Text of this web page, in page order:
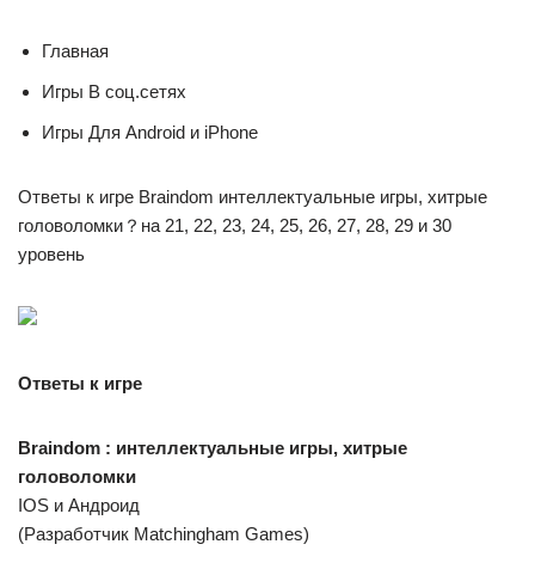
Главная
Игры В соц.сетях
Игры Для Android и iPhone
Ответы к игре Braindom интеллектуальные игры, хитрые
головоломки？на 21, 22, 23, 24, 25, 26, 27, 28, 29 и 30
уровень
Ответы к игре
Braindom : интеллектуальные игры, хитрые
головоломки
IOS и Андроид
(Разработчик Matchingham Games)